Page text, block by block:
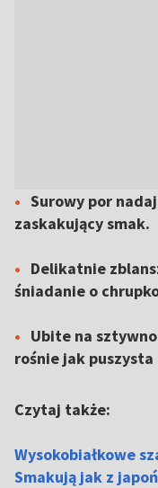
Surowy por
zaskakujący smak.
Delikatnie
śniadanie o
Ubite na
rośnie jak
Czytaj także:
Wysokobiałkowe
Smakują jak z